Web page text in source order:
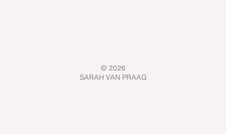
© 2026
SARAH VAN PRAAG